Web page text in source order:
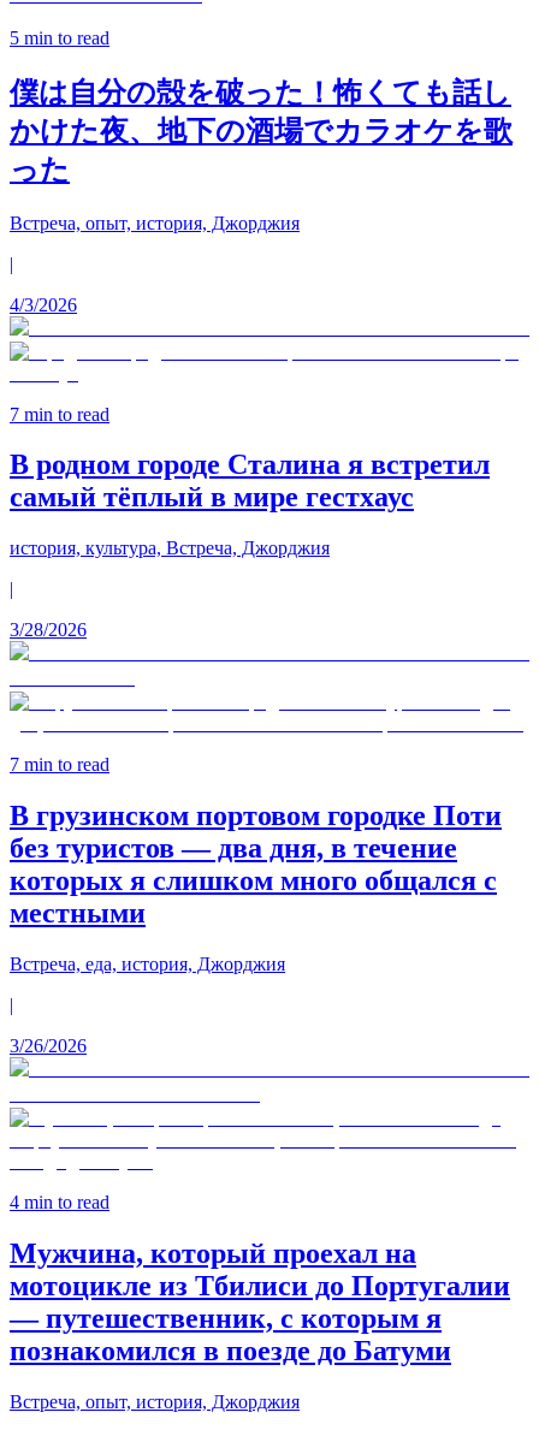
5 min to read
僕は自分の殻を破った！怖くても話し
かけた夜、地下の酒場でカラオケを歌
った
Встреча, опыт, история, Джорджия
|
4/3/2026
7 min to read
В родном городе Сталина я встретил
самый тёплый в мире гестхаус
история, культура, Встреча, Джорджия
|
3/28/2026
7 min to read
В грузинском портовом городке Поти
без туристов — два дня, в течение
которых я слишком много общался с
местными
Встреча, еда, история, Джорджия
|
3/26/2026
4 min to read
Мужчина, который проехал на
мотоцикле из Тбилиси до Португалии
— путешественник, с которым я
познакомился в поезде до Батуми
Встреча, опыт, история, Джорджия